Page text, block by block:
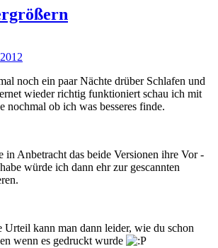
noch ein paar Nächte drüber Schlafen und
wieder richtig funktioniert schau ich mit
nochmal ob ich was besseres finde.
in Anbetracht das beide Versionen ihre Vor -
würde ich dann ehr zur gescannten
Urteil kann man dann leider, wie du schon
wenn es gedruckt wurde